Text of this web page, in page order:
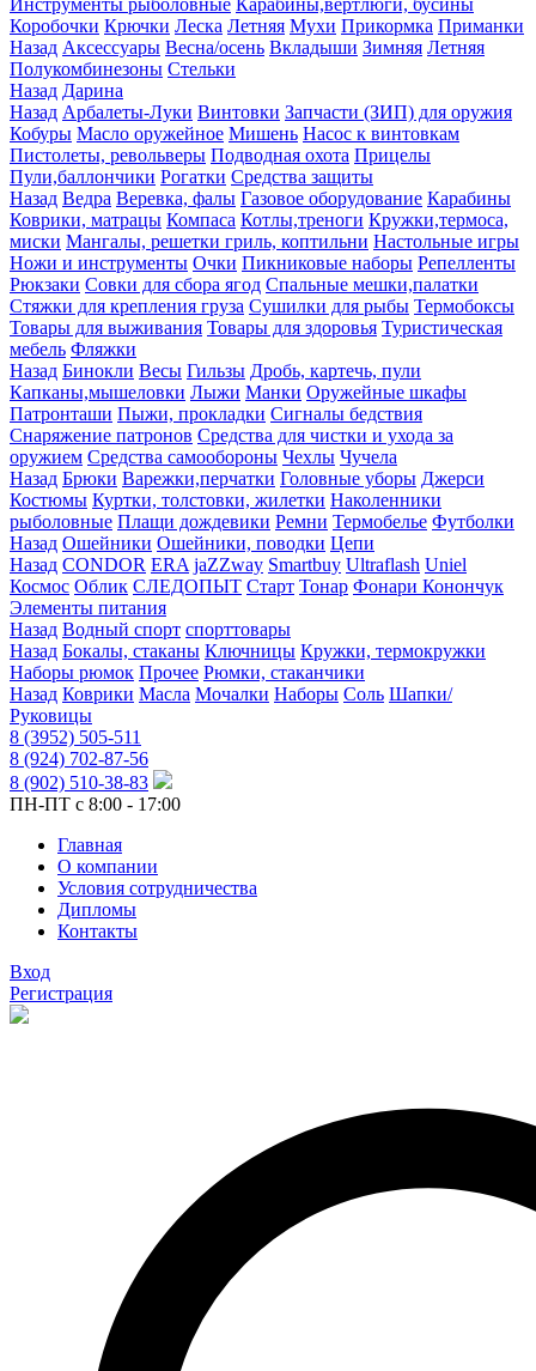
Инструменты рыболовные Карабины,вертлюги, бусины
Коробочки Крючки Леска Летняя Мухи Прикормка Приманки
Назад Аксессуары Весна/осень Вкладыши Зимняя Летняя
Полукомбинезоны Стельки
Назад Дарина
Назад Арбалеты-Луки Винтовки Запчасти (ЗИП) для оружия
Кобуры Масло оружейное Мишень Насос к винтовкам
Пистолеты, револьверы Подводная охота Прицелы
Пули,баллончики Рогатки Средства защиты
Назад Ведра Веревка, фалы Газовое оборудование Карабины
Коврики, матрацы Компаса Котлы,треноги Кружки,термоса,
миски Мангалы, решетки гриль, коптильни Настольные игры
Ножи и инструменты Очки Пикниковые наборы Репелленты
Рюкзаки Совки для сбора ягод Спальные мешки,палатки
Стяжки для крепления груза Сушилки для рыбы Термобоксы
Товары для выживания Товары для здоровья Туристическая
мебель Фляжки
Назад Бинокли Весы Гильзы Дробь, картечь, пули
Капканы,мышеловки Лыжи Манки Оружейные шкафы
Патронташи Пыжи, прокладки Сигналы бедствия
Снаряжение патронов Средства для чистки и ухода за
оружием Средства самообороны Чехлы Чучела
Назад Брюки Варежки,перчатки Головные уборы Джерси
Костюмы Куртки, толстовки, жилетки Наколенники
рыболовные Плащи дождевики Ремни Термобелье Футболки
Назад Ошейники Ошейники, поводки Цепи
Назад CONDOR ERA jaZZway Smartbuy Ultraflash Uniel
Космос Облик СЛЕДОПЫТ Старт Тонар Фонари Конончук
Элементы питания
Назад Водный спорт спорттовары
Назад Бокалы, стаканы Ключницы Кружки, термокружки
Наборы рюмок Прочее Рюмки, стаканчики
Назад Коврики Масла Мочалки Наборы Соль Шапки/
Руковицы
8 (3952) 505-511
8 (924) 702-87-56
8 (902) 510-38-83
ПН-ПТ с 8:00 - 17:00
Главная
О компании
Условия сотрудничества
Дипломы
Контакты
Вход
Регистрация